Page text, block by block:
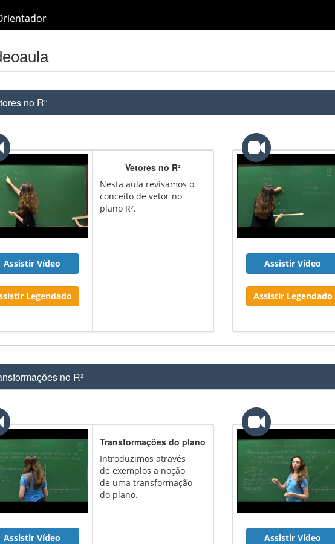
no R²
Assistir Vídeo
Legendado
Vetores no R²
Nesta aula revisamos o
conceito de vetor no
plano R².
Assistir Vídeo
Assistir Legendado
no R²
Assistir Vídeo
Transformações do plano
Introduzimos através
de exemplos a noção
de uma transformação
do plano.
Assistir Vídeo